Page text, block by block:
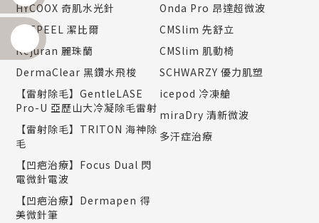
HYCOOX 奇肌水光針
JETPEEL 潔比爾
Rejuran 麗珠蘭
DermaClear 黑鑽水飛梭
【雷射除毛】GentleLASE
Pro-U 亞歷山大冷凝除毛雷射
【雷射除毛】TRITON 海神除
毛
【凹疤治療】Focus Dual 閃
電微針電波
【凹疤治療】Dermapen 得
美微針筆
Onda Pro 昂達超微波
CMSlim 先舒立
CMSlim 肌動椅
SCHWARZY 優力肌塑
icepod 冷凍艙
miraDry 清新微波
多汗症治療